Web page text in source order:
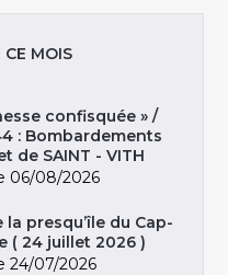
CE MOIS
confisquée » /
: Bombardements
de SAINT - VITH
06/08/2026
la presqu’île du Cap-
( 24 juillet 2026 )
24/07/2026